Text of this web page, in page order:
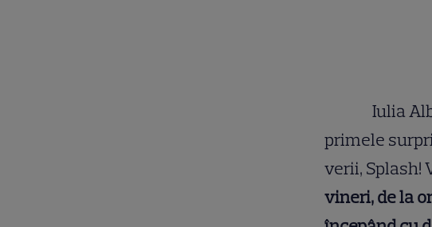
Iulia Albu,
primele
verii, Splash!
vineri, de la